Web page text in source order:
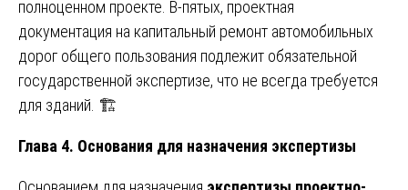
полноценном проекте. В-пятых, проектная
документация на капитальный ремонт автомобильных
дорог общего пользования подлежит обязательной
государственной экспертизе, что не всегда требуется
для зданий. 🏗️
Глава 4. Основания для назначения экспертизы